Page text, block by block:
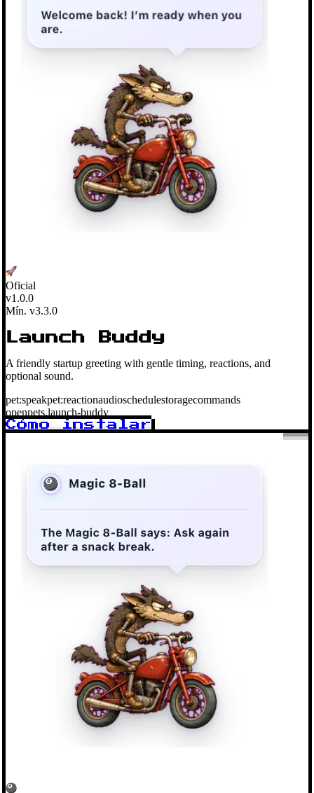
Oficial
v1.0.0
Mín. v3.3.0
Launch Buddy
A friendly startup greeting with gentle timing, reactions, and
optional sound.
pet:speakpet:reactionaudioschedulestoragecommands
openpets.launch-buddy
Cómo instalar